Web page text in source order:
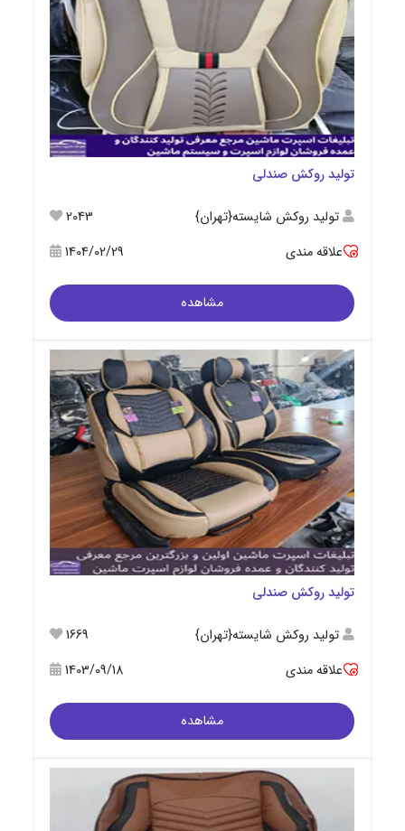
تولید روکش صندلی
تولید روکش شایسته{تهران}
2043
علاقه مندی
1404/02/29
مشاهده
تولید روکش صندلی
تولید روکش شایسته{تهران}
1669
علاقه مندی
1403/09/18
مشاهده